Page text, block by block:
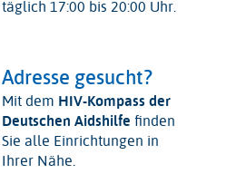
täglich 17:00 bis 20:00 Uhr.
Adresse gesucht?
Mit dem HIV-Kompass der
Deutschen Aidshilfe finden
Sie alle Einrichtungen in
Ihrer Nähe.